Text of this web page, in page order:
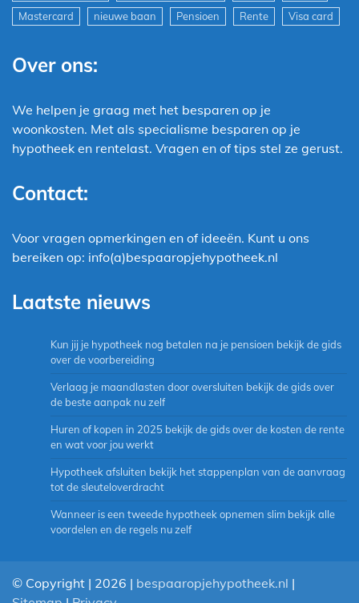
Mastercard
nieuwe baan Pensioen Rente Visa card
Over ons:
We helpen je graag met het besparen op je
woonkosten. Met als specialisme besparen op je
hypotheek en rentelast. Vragen en of tips stel ze gerust.
Contact:
Voor vragen opmerkingen en of ideeën. Kunt u ons
bereiken op: info(a)bespaaropjehypotheek.nl
Laatste nieuws
Kun jij je hypotheek nog betalen na je pensioen bekijk de gids
over de voorbereiding
Verlaag je maandlasten door oversluiten bekijk de gids over
de beste aanpak nu zelf
Huren of kopen in 2025 bekijk de gids over de kosten de rente
en wat voor jou werkt
Hypotheek afsluiten bekijk het stappenplan van de aanvraag
tot de sleuteloverdracht
Wanneer is een tweede hypotheek opnemen slim bekijk alle
voordelen en de regels nu zelf
© Copyright | 2026 | bespaaropjehypotheek.nl |